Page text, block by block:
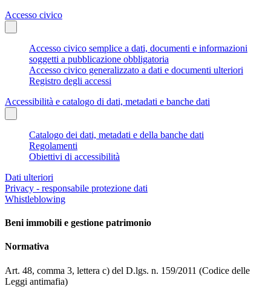
Accesso civico
Accesso civico semplice a dati, documenti e informazioni
soggetti a pubblicazione obbligatoria
Accesso civico generalizzato a dati e documenti ulteriori
Registro degli accessi
Accessibilità e catalogo di dati, metadati e banche dati
Catalogo dei dati, metadati e della banche dati
Regolamenti
Obiettivi di accessibilità
Dati ulteriori
Privacy - responsabile protezione dati
Whistleblowing
Beni immobili e gestione patrimonio
Normativa
Art. 48, comma 3, lettera c) del D.lgs. n. 159/2011 (Codice delle
Leggi antimafia)